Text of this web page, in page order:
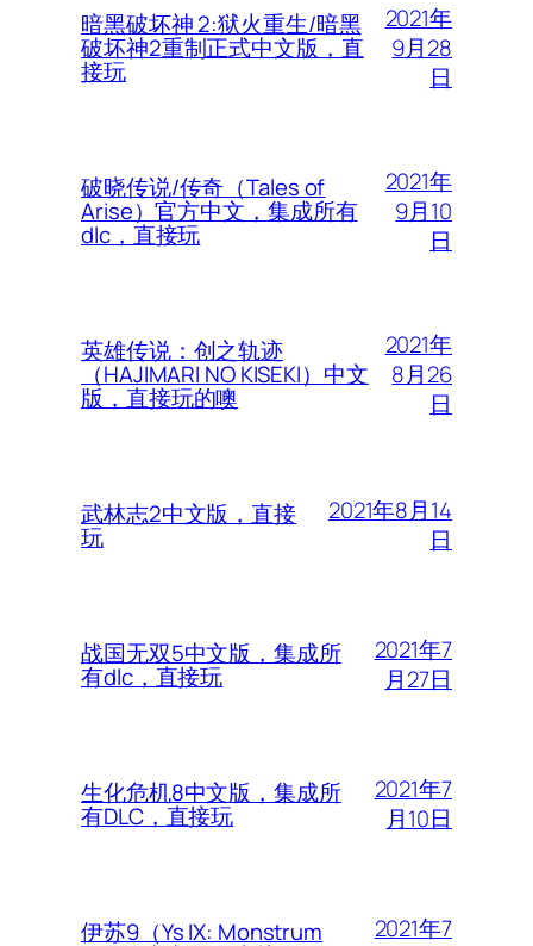
暗黑破坏神 2:狱火重生/暗黑
破坏神2重制正式中文版，直
接玩
2021年
9月28
日
破晓传说/传奇（Tales of
Arise）官方中文，集成所有
dlc，直接玩
2021年
9月10
日
英雄传说：创之轨迹
（HAJIMARI NO KISEKI）中文
版，直接玩的噢
2021年
8月26
日
武林志2中文版，直接
玩
2021年8月14
日
战国无双5中文版，集成所
有dlc，直接玩
2021年7
月27日
生化危机8中文版，集成所
有DLC，直接玩
2021年7
月10日
伊苏9（Ys IX: Monstrum
2021年7